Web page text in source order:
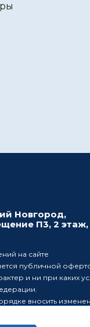
Новгород,
П3, 2
на сайте
публичной
и ни при каких
вносить